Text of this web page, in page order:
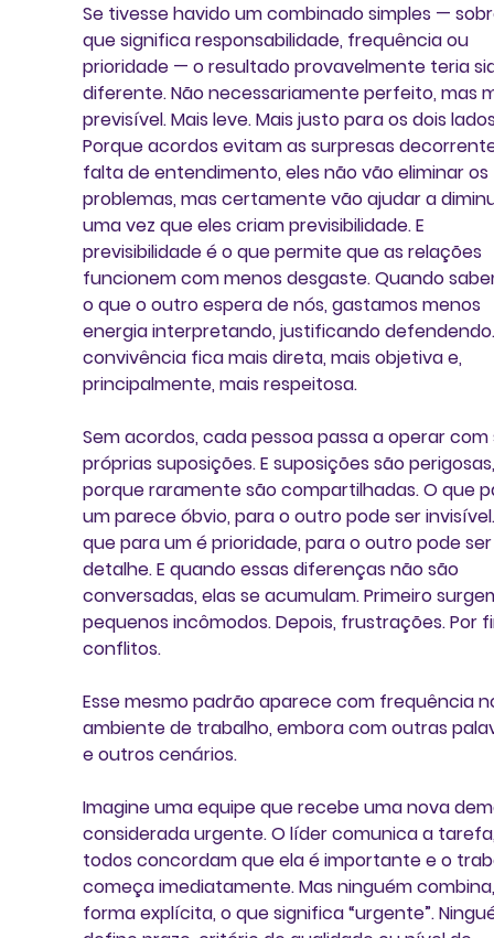
Se tivesse havido um combinado simples —
que significa responsabilidade, frequência ou
prioridade — o resultado provavelmente teria
diferente. Não necessariamente perfeito, mas
previsível. Mais leve. Mais justo para os dois
Porque acordos evitam as surpresas
falta de entendimento, eles não vão eliminar os
problemas, mas certamente vão ajudar a
uma vez que eles criam previsibilidade. E
previsibilidade é o que permite que as relações
funcionem com menos desgaste. Quando
o que o outro espera de nós, gastamos menos
energia interpretando, justificando
convivência fica mais direta, mais objetiva e,
principalmente, mais respeitosa.
Sem acordos, cada pessoa passa a operar
próprias suposições. E suposições são
porque raramente são compartilhadas. O que
um parece óbvio, para o outro pode ser
que para um é prioridade, para o outro pode
detalhe. E quando essas diferenças não são
conversadas, elas se acumulam. Primeiro
pequenos incômodos. Depois, frustrações. Por
conflitos.
Esse mesmo padrão aparece com frequência
ambiente de trabalho, embora com outras
e outros cenários.
Imagine uma equipe que recebe uma nova
considerada urgente. O líder comunica a
todos concordam que ela é importante e o
começa imediatamente. Mas ninguém
forma explícita, o que significa “urgente”.